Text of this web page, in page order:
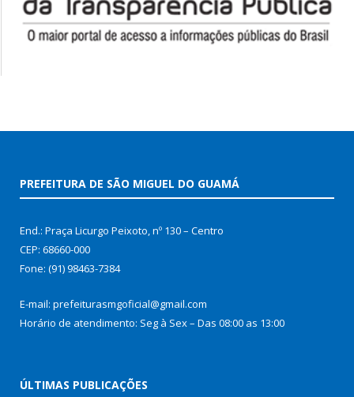
PREFEITURA DE SÃO MIGUEL DO GUAMÁ
End.: Praça Licurgo Peixoto, nº 130 – Centro
CEP: 68660-000
Fone: (91) 98463-7384
E-mail: prefeiturasmgoficial@gmail.com
Horário de atendimento: Seg à Sex – Das 08:00 as 13:00
ÚLTIMAS PUBLICAÇÕES